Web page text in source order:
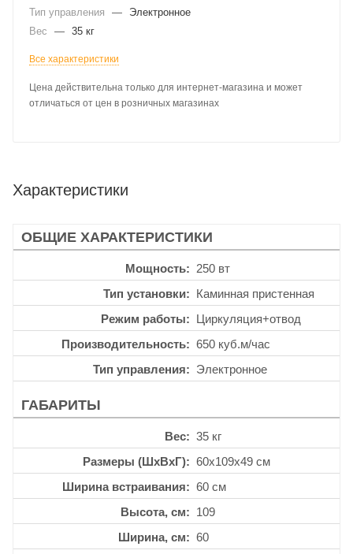
Тип управления
—
Электронное
Вес
— 35 кг
Все характеристики
Цена действительна только для интернет-магазина и может
отличаться от цен в розничных магазинах
Характеристики
ОБЩИЕ ХАРАКТЕРИСТИКИ
Мощность
250 вт
Тип установки
Каминная пристенная
Режим работы
Циркуляция+отвод
Производительность
650 куб.м/час
Тип управления
Электронное
ГАБАРИТЫ
Вес
35 кг
Размеры (ШхВхГ)
60x109x49 см
Ширина встраивания
60 см
Высота, см
109
Ширина, см
60